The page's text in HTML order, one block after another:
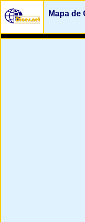
Mapa de